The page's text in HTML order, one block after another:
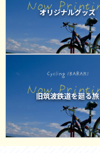
オリジナルグッズ
旧筑波鉄道を廻る旅